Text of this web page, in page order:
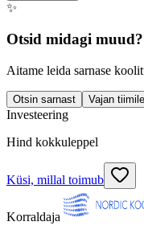
✨
Otsid midagi muud?
Aitame leida sarnase
Otsin sarnast Vajan tiimile
Investeering
Hind kokkuleppel
Küsi, millal toimub
Korraldaja